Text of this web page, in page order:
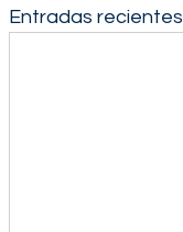
Entradas recientes